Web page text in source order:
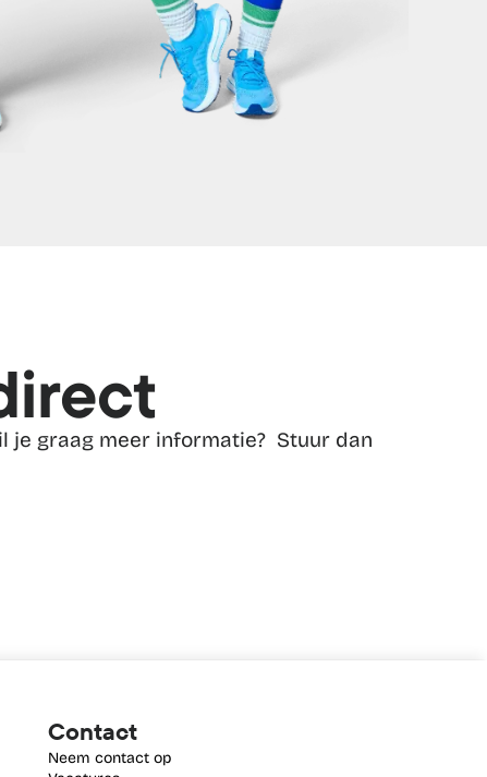
je graag meer informatie?  Stuur dan
Contact
Neem contact op